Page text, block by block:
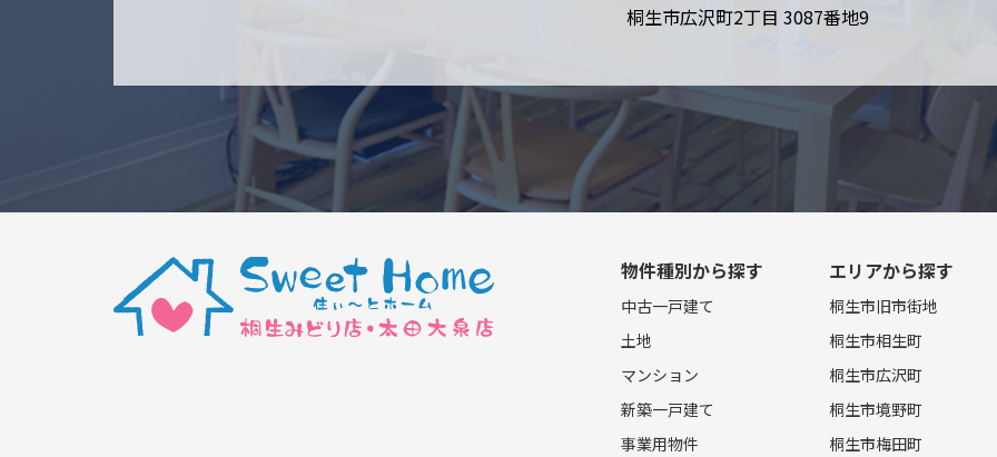
桐生市広沢町2丁目 3087番地9
物件種別から探す
中古一戸建て
土地
マンション
新築一戸建て
事業用物件
エリアから探す
桐生市旧市街地
桐生市相生町
桐生市広沢町
桐生市境野町
桐生市梅田町